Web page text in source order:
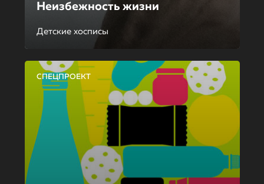
Неизбежность жизни
Детские хосписы
СПЕЦПРОЕКТ